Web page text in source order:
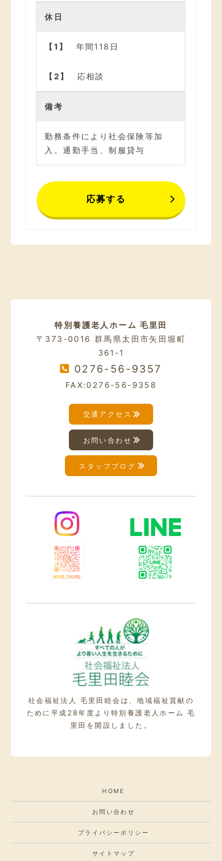
休日
年間118日
応相談
備考
勤務条件により社会保険等加
入。通勤手当、制服貸与
応募する
特別養護老人ホーム 毛里田
〒373-0016 群馬県太田市矢田堀町
361-1
0276-56-9357
FAX:0276-56-9358
交通アクセス
お問い合わせ
スタッフブログ
社会福祉法人 毛里田睦会は、地域福祉貢献の
ために 平成28年度より特別養護老人ホーム 毛
里田を開設しました。
HOME
お問い合わせ
プライバシーポリシー
サイトマップ